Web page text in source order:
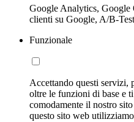
Google Analytics, Google
clienti su Google, A/B-
Funzionale
Accettando questi servizi,
oltre le funzioni di base e
comodamente il nostro
questo sito web